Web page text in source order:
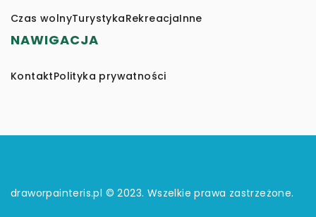
Czas wolnyTurystykaRekreacjaInne
NAWIGACJA
KontaktPolityka prywatności
draworpainteris.pl © 2023. Wszelkie prawa zastrzeżone.